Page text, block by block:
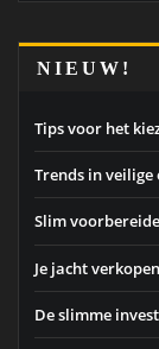
NIEUW!
Tips voor het
Trends in
Slim
Je jacht
De slimme